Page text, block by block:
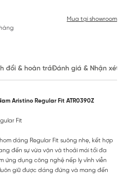
Mua tại showroom
đổi & hoàn trảĐánh giá & Nhận xét
Aristino Regular Fit ATR0390Z
Fit
dáng Regular Fit suông nhẹ, kết hợp
đến sự vừa vặn và thoải mái tối đa
ứng dụng công nghệ nếp ly vĩnh viễn
giữ được dáng đứng và mang đến